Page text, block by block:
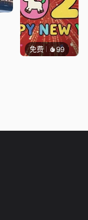
免费 99 豆子